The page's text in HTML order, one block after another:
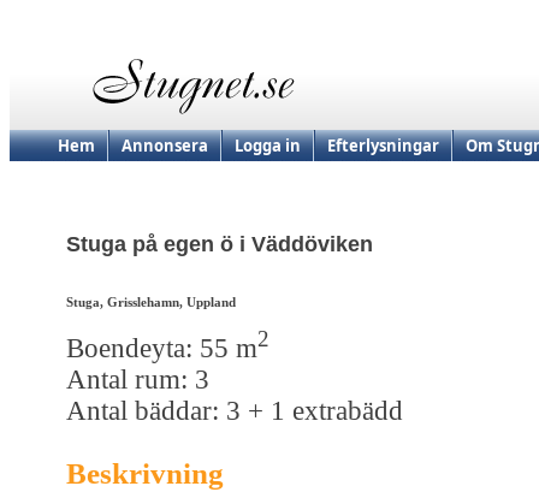
Hem Annonsera Logga in Efterlysningar Om
Stuga på egen ö i Väddöviken
Stuga, Grisslehamn, Uppland
Boendeyta: 55 m2
Antal rum: 3
Antal bäddar: 3 + 1 extrabädd
Beskrivning